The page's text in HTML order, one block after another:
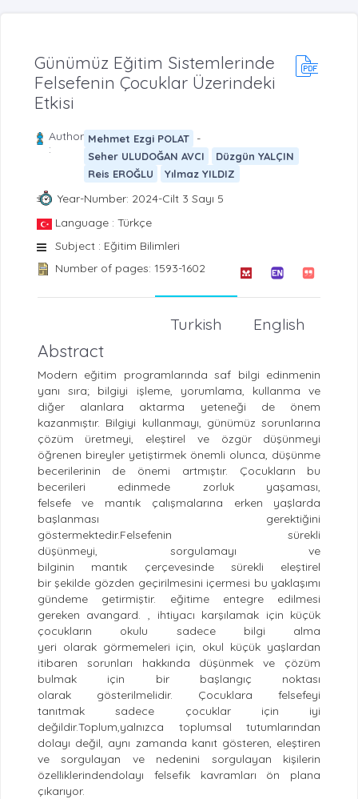
Günümüz Eğitim Sistemlerinde
Felsefenin Çocuklar Üzerindeki
Etkisi
Author
:
Mehmet Ezgi POLAT -
Seher ULUDOĞAN AVCI
Düzgün YALÇIN
Reis EROĞLU
Yılmaz YILDIZ
Year-Number: 2024-Cilt 3 Sayı 5
Language : Türkçe
Subject : Eğitim Bilimleri
Number of pages: 1593-1602
English
Turkish
Abstract
Modern eğitim programlarında saf bilgi edinmenin
yanı sıra; bilgiyi işleme, yorumlama, kullanma ve
diğer alanlara aktarma yeteneği de önem
kazanmıştır. Bilgiyi kullanmayı, günümüz sorunlarına
çözüm üretmeyi, eleştirel ve özgür düşünmeyi
öğrenen bireyler yetiştirmek önemli olunca, düşünme
becerilerinin de önemi artmıştır. Çocukların bu
becerileri edinmede zorluk yaşaması,
felsefe ve mantık çalışmalarına erken yaşlarda
başlanması gerektiğini
göstermektedir.Felsefenin sürekli
düşünmeyi, sorgulamayı ve
bilginin mantık çerçevesinde sürekli eleştirel
bir şekilde gözden geçirilmesini içermesi bu yaklaşımı
gündeme getirmiştir. eğitime entegre edilmesi
gereken avangard. , ihtiyacı karşılamak için küçük
çocukların okulu sadece bilgi alma
yeri olarak görmemeleri için, okul küçük yaşlardan
itibaren sorunları hakkında düşünmek ve çözüm
bulmak için bir başlangıç ​​noktası
olarak gösterilmelidir. Çocuklara felsefeyi
tanıtmak sadece çocuklar için iyi
değildir.Toplum,yalnızca toplumsal tutumlarından
dolayı değil, aynı zamanda kanıt gösteren, eleştiren
ve sorgulayan ve nedenini sorgulayan kişilerin
özelliklerindendolayı felsefik kavramları ön plana
çıkarıyor.